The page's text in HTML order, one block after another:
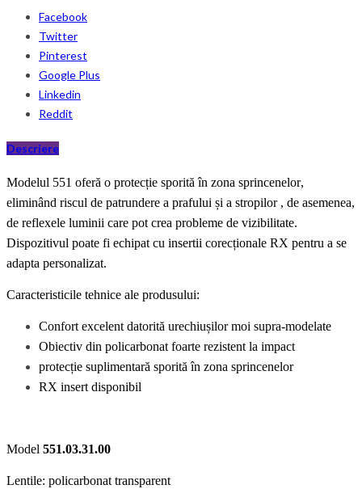
Facebook
Twitter
Pinterest
Google Plus
Linkedin
Reddit
Descriere
Modelul 551 oferă o protecție sporită în zona sprincenelor,
eliminând riscul de patrundere a prafului și a stropilor, de asemenea,
de reflexele luminii care pot crea probleme de vizibilitate.
Dispozitivul poate fi echipat cu insertii corecționale RX pentru a se
adapta personalizat.
Caracteristicile tehnice ale produsului:
Confort excelent datorită urechiușilor moi supra-modelate
Obiectiv din policarbonat foarte rezistent la impact
protecție suplimentară sporită în zona sprincenelor
RX insert disponibil
Model 551.03.31.00
Lentile: policarbonat transparent